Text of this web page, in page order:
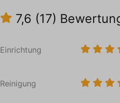
7,6 (17)
Einrichtung
Reinigung